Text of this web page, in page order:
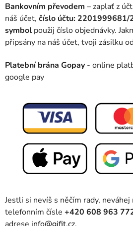
Bankovním převodem – zaplať z
náš účet, číslo účtu: 2201999681/
symbol použij číslo objednávky.
připsány na náš účet, tvoji zásilku
Platební brána Gopay - online
google pay
Jestli si nevíš s něčím rady,
telefonním čísle +420 608 963